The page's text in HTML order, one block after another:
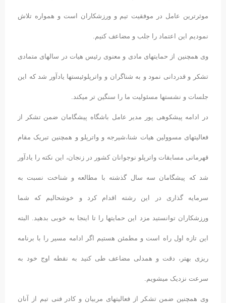
موثرترین عامل در موفقیت تیم و ورزشکاران است و همواره تلاش
نمودیم این اعتماد را جلب و مضاعف کنیم.
وی همچنین از حمایتهای مادی و معنوی رئیس هیات در سالهای متمادی
تشکر و قدردانی نمود و به شناگران و واترپلوئیستها یادآور شد که این
جلسات و نشستها مسئولیت ما را سنگین تر میکند.
در ادامه پیشکوهی پور مدیر عامل باشگاه پیشگامان ضمن تشکر از
فعالیتهای مسوولین هیات شنا،شیرجه و واترپلو و همچنین تبریک مقام
قهرمانی مسابقات واترپلو نوجوانان کشور در زنجان، این نکته را یادآور
شد که پیشگامان سه سال گذشته با مطالعه و شناخت نسبت به
سرمایه گذاری در این رشته اقدام کرد و خوشحالیم که شما
ورزشکاران توانستید مزد این حمایتها را تا اینجا به خوبی بدهید. البته
این تازه اول راه است و مطمئن هستیم اگر ادامه مسیر را با برنامه
ریزی بهتر، دقت و همدلی مضاعف طی کنید به نقطه اوج خود به
سرعت نزدیک میشویم.
وی همچنین ضمن تشکر از فعالیتهای مربیان و کادر فنی تیم از آنان